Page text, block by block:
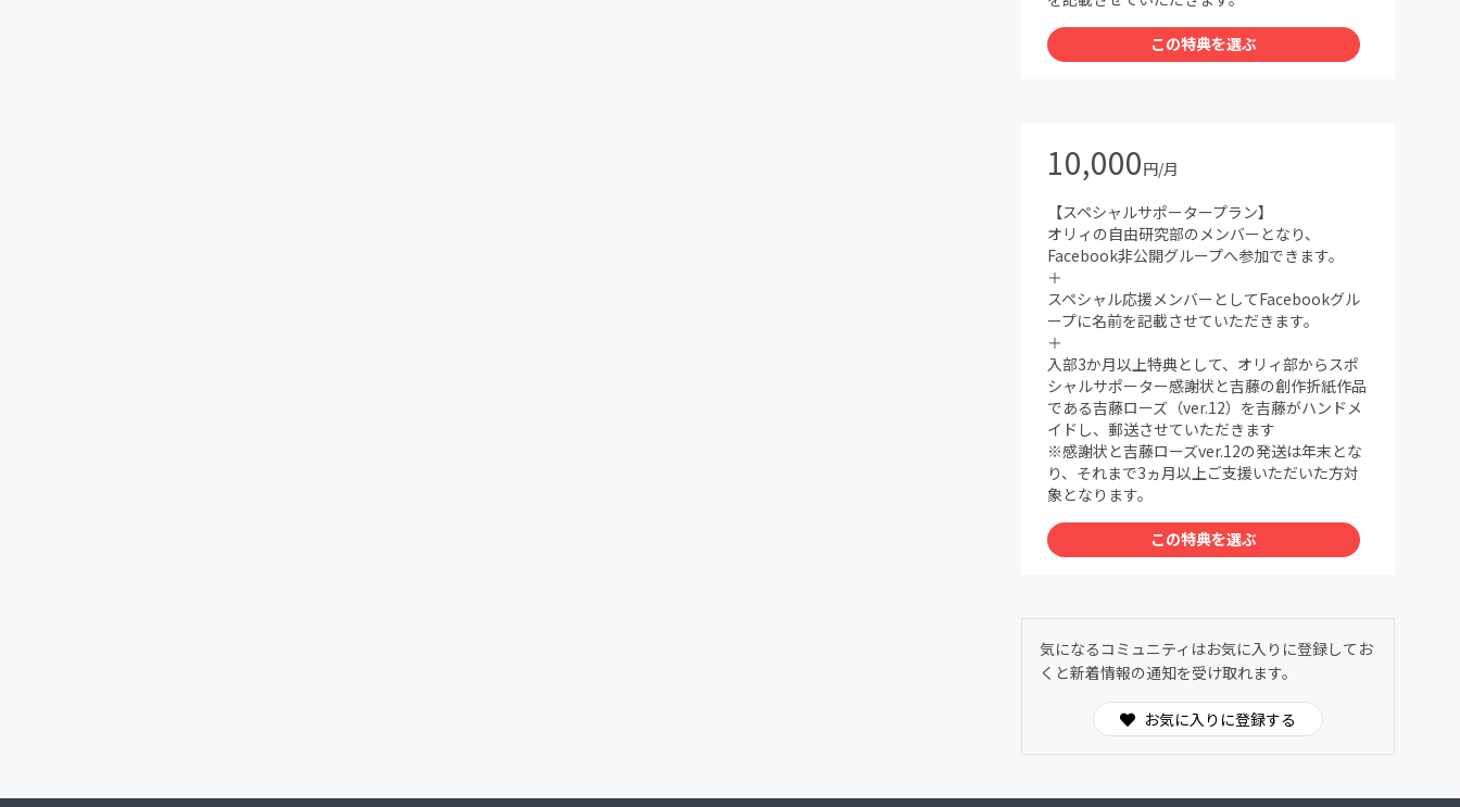
この特典を選ぶ
10,000円/月
【スペシャルサポータープラン】
オリィの自由研究部のメンバーとなり、
Facebook非公開グループへ参加できます。
＋
スペシャル応援メンバーとしてFacebookグル
ープに名前を記載させていただきます。
＋
入部3か月以上特典として、オリィ部からスポ
シャルサポーター感謝状と吉藤の創作折紙作品
である吉藤ローズ（ver.12）を吉藤がハンドメ
イドし、郵送させていただきます
※感謝状と吉藤ローズver.12の発送は年末とな
り、それまで3ヵ月以上ご支援いただいた方対
象となります。
この特典を選ぶ
気になるコミュニティはお気に入りに登録してお
くと新着情報の通知を受け取れます。
お気に入りに登録する